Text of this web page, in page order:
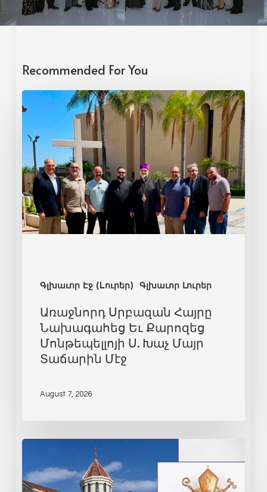
Recommended For You
Գլխաւոր Էջ (Lուրեր) Գլխաւոր Լուրեր
Առաջնորդ Սրբազան Հայրը
Նախագահեց Եւ Քարոզեց
Մոնթեպելլոյի Ս. Խաչ Մայր
Տաճարին Մէջ
August 7, 2026